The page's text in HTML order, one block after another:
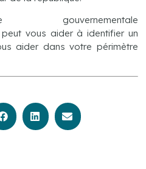
peut vous aider à identifier un
aider dans votre périmètre